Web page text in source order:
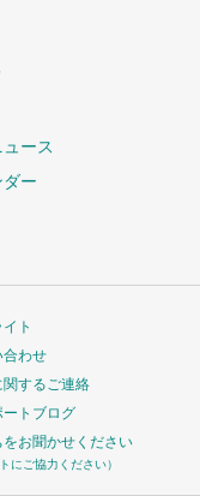
ース
ー
ト
合わせ
するご連絡
ートブログ
お聞かせください
にご協力ください）